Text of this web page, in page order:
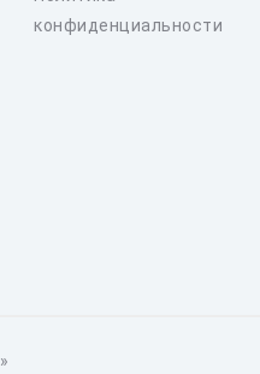
конфиденциальности